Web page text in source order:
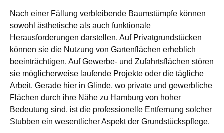
Nach einer Fällung verbleibende Baumstümpfe können
sowohl ästhetische als auch funktionale
Herausforderungen darstellen. Auf Privatgrundstücken
können sie die Nutzung von Gartenflächen erheblich
beeinträchtigen. Auf Gewerbe- und Zufahrtsflächen stören
sie möglicherweise laufende Projekte oder die tägliche
Arbeit. Gerade hier in Glinde, wo private und gewerbliche
Flächen durch ihre Nähe zu Hamburg von hoher
Bedeutung sind, ist die professionelle Entfernung solcher
Stubben ein wesentlicher Aspekt der Grundstückspflege.